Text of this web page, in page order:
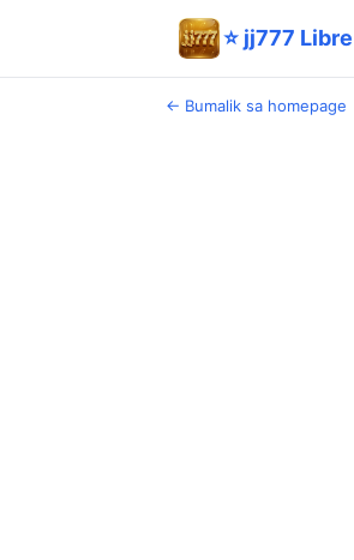
⭐ jj777
← Bumalik sa homepage